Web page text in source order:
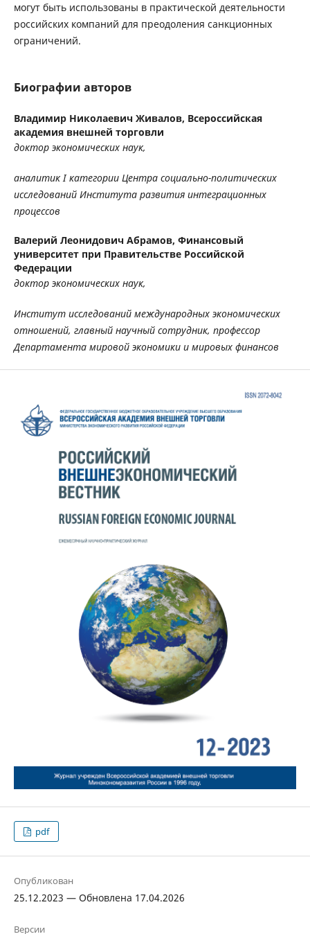
могут быть использованы в практической деятельности
российских компаний для преодоления санкционных
ограничений.
Биографии авторов
Владимир Николаевич Живалов, Всероссийская
академия внешней торговли
доктор экономических наук,
аналитик I категории Центра социально-политических
исследований Института развития интеграционных
процессов
Валерий Леонидович Абрамов, Финансовый
университет при Правительстве Российской
Федерации
доктор экономических наук,
Институт исследований международных экономических
отношений, главный научный сотрудник, профессор
Департамента мировой экономики и мировых финансов
pdf
Опубликован
25.12.2023 — Обновлена 17.04.2026
Версии